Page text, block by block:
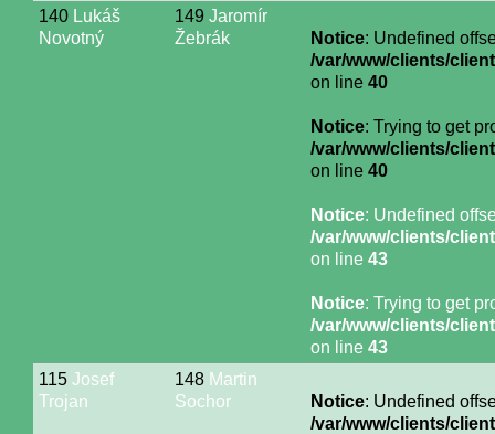
140 Lukáš
Novotný
149 Jaromír
Žebrák
Notice: Undefined
/var/www/clients/
on line 40
Notice: Trying to get
/var/www/clients/
on line 40
Notice: Undefined
/var/www/clients/
on line 43
Notice: Trying to get
/var/www/clients/
on line 43
115 Josef
Trojan
148 Martin
Sochor
Notice: Undefined
/var/www/clients/